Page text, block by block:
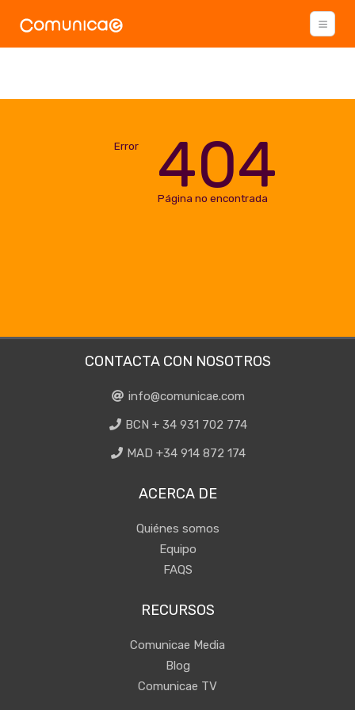
Error 404
Página no encontrada
CONTACTA CON NOSOTROS
info@comunicae.com
BCN + 34 931 702 774
MAD +34 914 872 174
ACERCA DE
Quiénes somos
Equipo
FAQS
RECURSOS
Comunicae Media
Blog
Comunicae TV